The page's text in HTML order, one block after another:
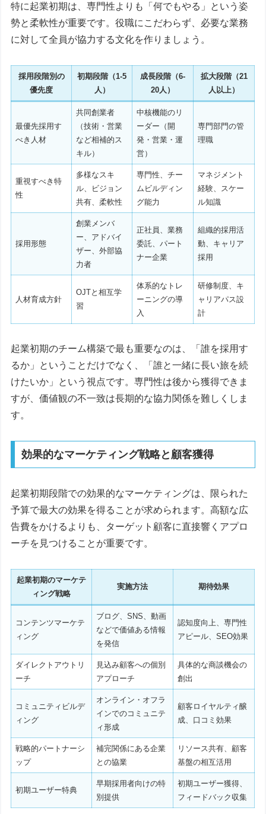
特に起業初期は、専門性よりも「何でもやる」という姿
勢と柔軟性が重要です。役職にこだわらず、必要な業務
に対して全員が協力する文化を作りましょう。
採用段階別の
優先度
初期段階（1-5
人）
成長段階（6-
20人）
拡大段階（21
人以上）
最優先採用す
べき人材
共同創業者
（技術・営業
など相補的ス
キル）
中核機能のリ
ーダー（開
発・営業・運
営）
専門部門の管
理職
重視すべき特
性
多様なスキ
ル、ビジョン
共有、柔軟性
専門性、チー
ムビルディン
グ能力
マネジメント
経験、スケー
ル知識
採用形態
創業メンバ
ー、アドバイ
ザー、外部協
力者
正社員、業務
委託、パート
ナー企業
組織的採用活
動、キャリア
採用
人材育成方針
OJTと相互学
習
体系的なトレ
ーニングの導
入
研修制度、キ
ャリアパス設
計
起業初期のチーム構築で最も重要なのは、「誰を採用す
るか」ということだけでなく、「誰と一緒に長い旅を続
けたいか」という視点です。専門性は後から獲得できま
すが、価値観の不一致は長期的な協力関係を難しくしま
す。
効果的なマーケティング戦略と顧客獲得
起業初期段階での効果的なマーケティングは、限られた
予算で最大の効果を得ることが求められます。高額な広
告費をかけるよりも、ターゲット顧客に直接響くアプロ
ーチを見つけることが重要です。
起業初期のマーケテ
ィング戦略
実施方法 期待効果
コンテンツマーケテ
ィング
ブログ、SNS、動画
などで価値ある情報
を発信
認知度向上、専門性
アピール、SEO効果
ダイレクトアウトリ
ーチ
見込み顧客への個別
アプローチ
具体的な商談機会の
創出
コミュニティビルデ
ィング
オンライン・オフラ
インでのコミュニテ
ィ形成
顧客ロイヤルティ醸
成、口コミ効果
戦略的パートナーシ
ップ
補完関係にある企業
との協業
リソース共有、顧客
基盤の相互活用
初期ユーザー特典
早期採用者向けの特
別提供
初期ユーザー獲得、
フィードバック収集